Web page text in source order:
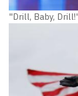
"Drill, Baby,